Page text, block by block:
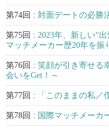
第74回 : 対面デートの必勝
第75回 : 2023年、新しい“
マッチメーカー歴20年を振
第76回 : 笑顔が引き寄せる
会いをGet！～
第77回 : 「このままの私／
第78回 : 国際マッチメーカ